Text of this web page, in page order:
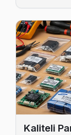
Bakırköy
Bakırköy
Bakırköy
Kaliteli